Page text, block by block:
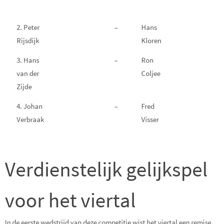
2. Peter
Rijsdijk
–
Hans
Kloren
3. Hans
van der
Zijde
–
Ron
Coljee
4. Johan
Verbraak
–
Fred
Visser
Verdienstelijk gelijkspel
voor het viertal